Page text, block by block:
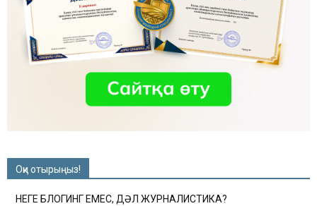
Оқи отырыңыз!
НЕГЕ БЛОГИНГ ЕМЕС, ДӘЛ ЖУРНАЛИСТИКА?